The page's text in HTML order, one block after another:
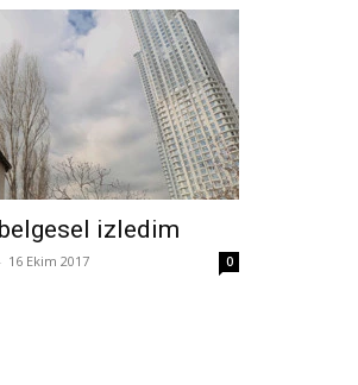
izledim
- 16 Ekim 2017 0